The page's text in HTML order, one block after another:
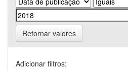
Retornar valores
Adicionar filtros: